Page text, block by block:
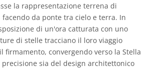
la rappresentazione terrena di
da ponte tra cielo e terra. In
di un'ora catturata con uno
di stelle tracciano il loro viaggio
firmamento, convergendo verso la Stella
sia del design architettonico